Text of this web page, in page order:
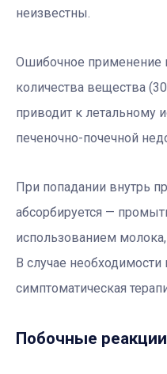
неизвестны.
Ошибочное применение
количества вещества
приводит к летальному
печеночно-почечной
При попадании внутрь
абсорбируется —
использованием
В случае необходимости
симптоматическая
Побочные реакции